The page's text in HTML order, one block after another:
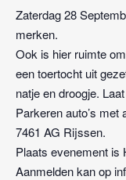
Zaterdag 28
merken.
Ook is hier ruimte
een toertocht uit
natje en droogje.
Parkeren auto’s
7461 AG Rijssen.
Plaats evenement is
Aanmelden kan op